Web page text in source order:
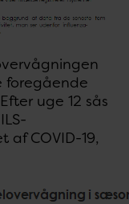
foregående
uge 12 sås
af COVID-19,